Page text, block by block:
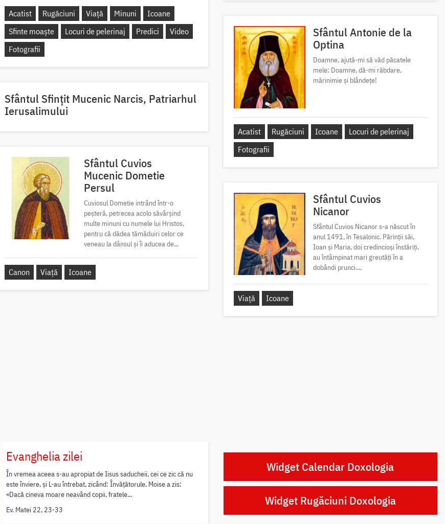
Acatist Rugăciuni Viață Minuni
Icoane
Sfinte moaște
Locuri de pelerinaj Predici
Video
Fotografii
Sfântul Antonie de la
Optina
Doamne, ajută-mi să văd păcatele
mele; Doamne, dă-mi răbdare,
mărinimie şi blândeţe!
Acatist Rugăciuni Icoane
Locuri de pelerinaj
Fotografii
Sfântul Sfinţit Mucenic Narcis, Patriarhul
Ierusalimului
Sfântul Cuvios
Mucenic Dometie
Persul
Cuviosul Dometie intrând într-o
peșteră, petrecea acolo săvârșind
multe minuni cu numele lui Hristos,
pentru că dădea tămăduiri celor ce
veneau la dânsul și îi aducea de...
Canon Viață Icoane
Sfântul Cuvios
Nicanor
Sfântul Cuvios Nicanor s-a născut în
anul 1491, în Tesalonic. Părinții săi,
Ioan și Maria, doi credincioși înstăriți,
au întâmpinat mari greutăți în a
dobândi prunci....
Viață Icoane
Evanghelia zilei
În vremea aceea s-au apropiat de Iisus saducheii, cei ce zic că nu
este înviere, și L-au întrebat, zicând: Învățătorule, Moise a zis:
«Dacă cineva moare neavând copii, fratele...
Ev. Matei 22, 23-33
Widget Calendar Doxologia
Widget Rugăciuni Doxologia